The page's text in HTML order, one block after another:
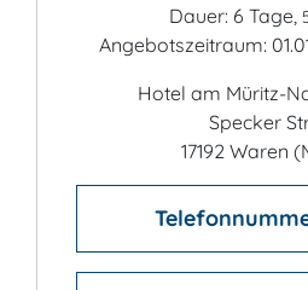
Dauer: 6 Tage,
Angebotszeitraum:
Hotel am Müritz-
Specker
17192 Waren